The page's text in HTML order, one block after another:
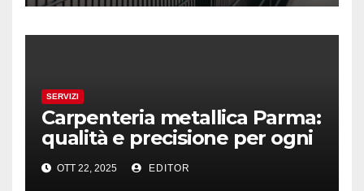
SERVIZI
Carpenteria metallica Parma:
qualità e precisione per ogni
progetto
OTT 22, 2025 EDITOR